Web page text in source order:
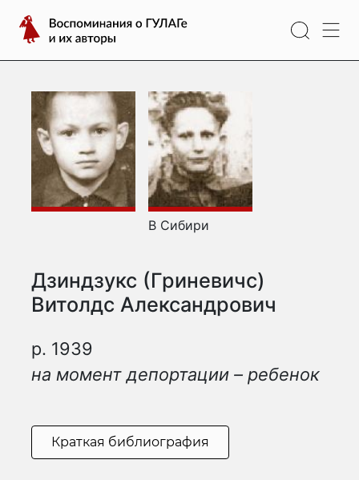
содержимому
Воспоминания
о
ГУЛАГе
авторы
Дзиндзукс (Гриневичс)
Витолдс Александрович
р. 1939
на момент депортации – ребенок
В Сибири
Краткая библиография